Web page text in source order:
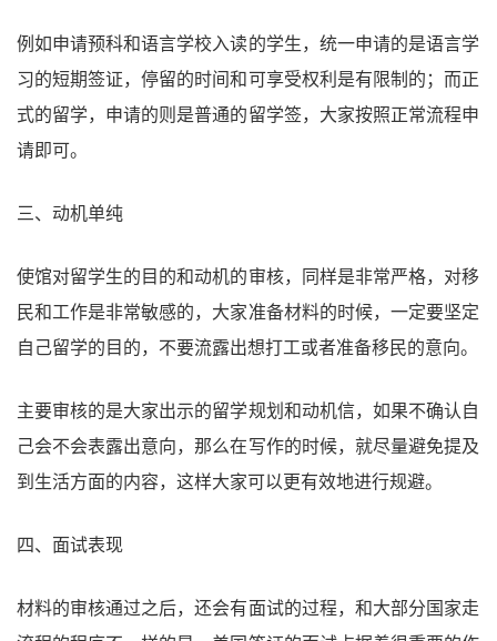
例如申请预科和语言学校入读的学生，统一申请的是语言学
习的短期签证，停留的时间和可享受权利是有限制的；而正
式的留学，申请的则是普通的留学签，大家按照正常流程申
请即可。
三、动机单纯
使馆对留学生的目的和动机的审核，同样是非常严格，对移
民和工作是非常敏感的，大家准备材料的时候，一定要坚定
自己留学的目的，不要流露出想打工或者准备移民的意向。
主要审核的是大家出示的留学规划和动机信，如果不确认自
己会不会表露出意向，那么在写作的时候，就尽量避免提及
到生活方面的内容，这样大家可以更有效地进行规避。
四、面试表现
材料的审核通过之后，还会有面试的过程，和大部分国家走